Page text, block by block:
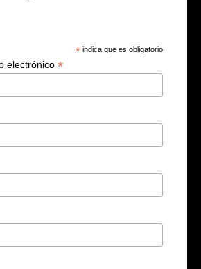
* indica que es obligatorio
electrónico *